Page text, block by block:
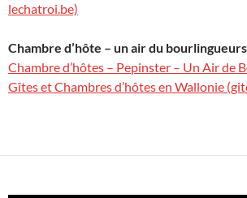
lechatroi.be)
Chambre d’hôte – un air du
Chambre d’hôtes – Pepinster – Un Air de
Gîtes et Chambres d’hôtes en Wallonie